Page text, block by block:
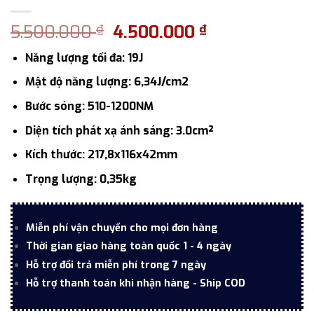
5.500.000₫ Giá
gốc
là:
5.500.000 ₫.
4.500.000₫Giá
Năng lượng tối đa: 19J
Mật độ năng lượng: 6,34J/cm2
Bước sóng: 510-1200NM
Diện tích phát xạ ánh sáng: 3.0cm²
Kích thước: 217,8x116x42mm
Trọng lượng: 0,35kg
Miễn phí vận chuyển cho mọi đơn hàng
Thời gian giao hàng toàn quốc 1 - 4 ngày
Hỗ trợ đổi trả miễn phí trong 7 ngày
Hỗ trợ thanh toán khi nhận hàng - Ship COD